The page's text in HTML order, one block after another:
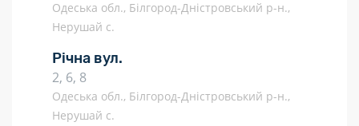
Одеська обл., Білгород-Дністровський р-н.,
Нерушай с.
Річна вул.
2, 6, 8
Одеська обл., Білгород-Дністровський р-н.,
Нерушай с.